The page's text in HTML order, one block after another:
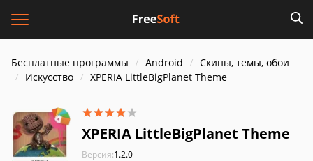
Бесплатные программы Android
Скины, темы, обои
Искусство
XPERIA LittleBigPlanet Theme
XPERIA LittleBigPlanet Theme
Версия:1.2.0